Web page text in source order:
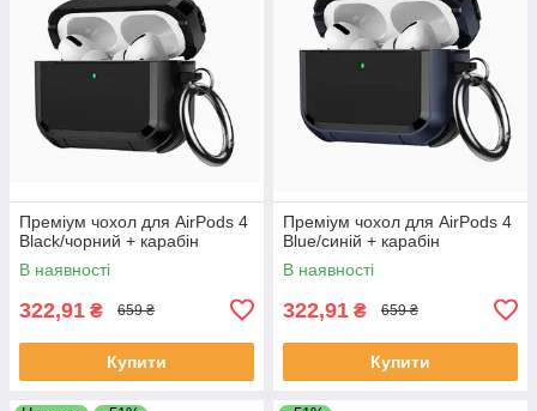
Преміум чохол для AirPods 4
Black/чорний + карабін
В наявності
322,91 ₴ 659 ₴
Купити
Преміум чохол для AirPods 4
Blue/синій + карабін
В наявності
322,91 ₴ 659 ₴
Купити